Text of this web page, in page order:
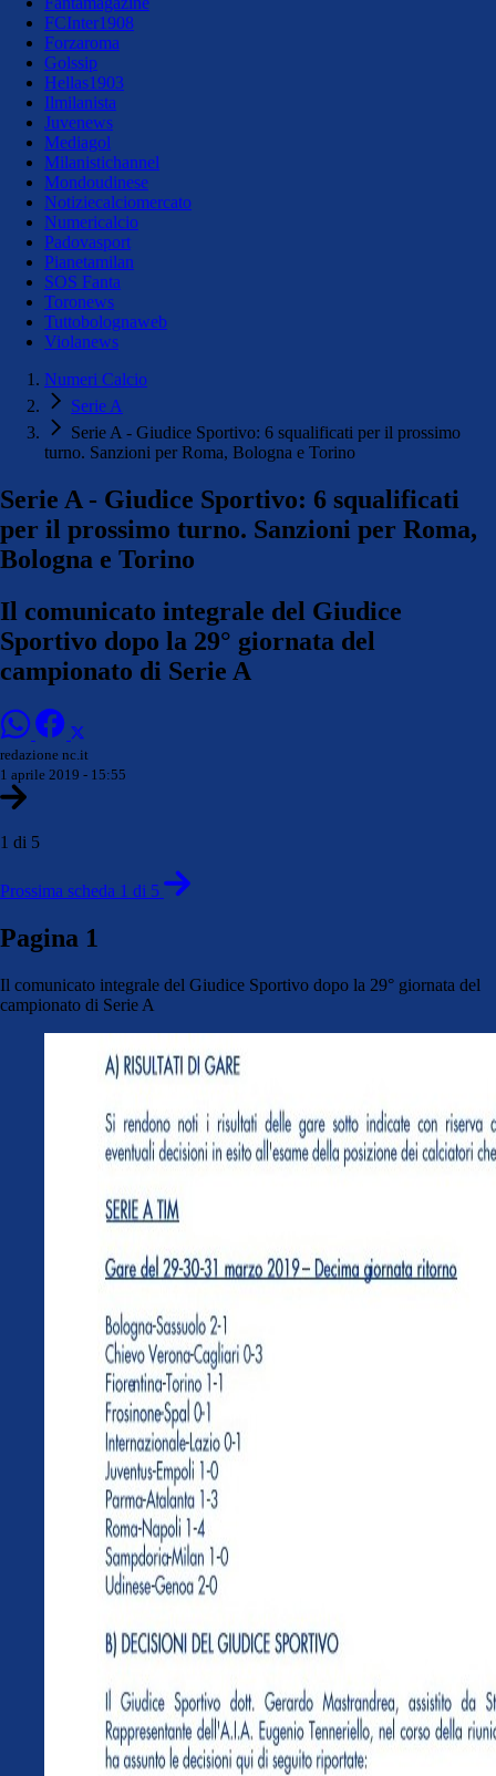
FCInter1908
Forzaroma
Golssip
Hellas1903
Ilmilanista
Juvenews
Mediagol
Milanistichannel
Mondoudinese
Notiziecalciomercato
Numericalcio
Padovasport
Pianetamilan
SOS Fanta
Toronews
Tuttobolognaweb
Violanews
Numeri Calcio
Serie A
Serie A - Giudice Sportivo: 6 squalificati per il prossimo
turno. Sanzioni per Roma, Bologna e Torino
Serie A - Giudice Sportivo: 6 squalificati
per il prossimo turno. Sanzioni per Roma,
Bologna e Torino
Il comunicato integrale del Giudice
Sportivo dopo la 29° giornata del
campionato di Serie A
redazione nc.it
1 aprile 2019 - 15:55
1 di 5
Prossima scheda 1 di 5
Pagina 1
Il comunicato integrale del Giudice Sportivo dopo la 29° giornata del
campionato di Serie A